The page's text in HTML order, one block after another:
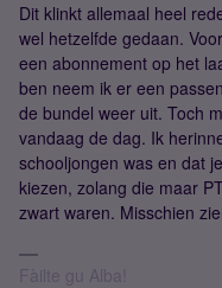
Dit klinkt allemaal heel
wel hetzelfde gedaan.
een abonnement op het
ben neem ik er een
de bundel weer uit. Toch
vandaag de dag. Ik
schooljongen was en dat
kiezen, zolang die maar
zwart waren. Misschien
Fàilte gu Alba!